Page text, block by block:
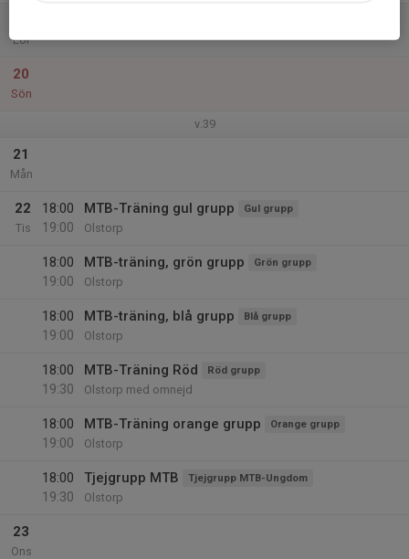
Lör
20
Sön
v.39
21
Mån
22
Tis
18:00
19:00
MTB-Träning gul grupp Gul grupp
Olstorp
18:00
19:00
MTB-träning, grön grupp Grön grupp
Olstorp
18:00
19:00
MTB-träning, blå grupp Blå grupp
Olstorp
18:00
19:30
MTB-Träning Röd Röd grupp
Olstorp med omnejd
18:00
19:00
MTB-Träning orange grupp Orange grupp
Olstorp
18:00
19:30
Tjejgrupp MTB Tjejgrupp MTB-Ungdom
Olstorp
23
Ons